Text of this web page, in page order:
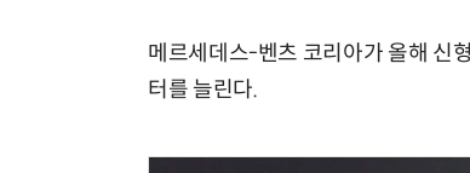
메르세데스-벤츠 코리아가 올해 신
터를 늘린다.